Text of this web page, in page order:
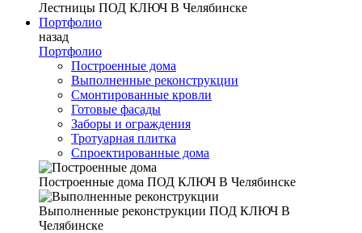
Лестницы ПОД КЛЮЧ В Челябинске
Портфолио
назад
Портфолио
Построенные дома
Выполненные реконструкции
Смонтированные кровли
Готовые фасады
Заборы и ограждения
Тротуарная плитка
Спроектированные дома
Построенные дома ПОД КЛЮЧ В Челябинске
Выполненные реконструкции ПОД КЛЮЧ В
Челябинске